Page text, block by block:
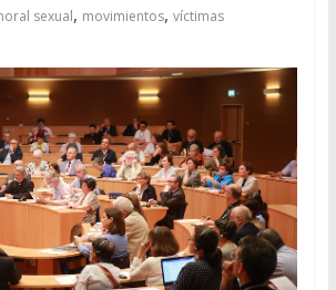
sexual, movimientos, víctimas